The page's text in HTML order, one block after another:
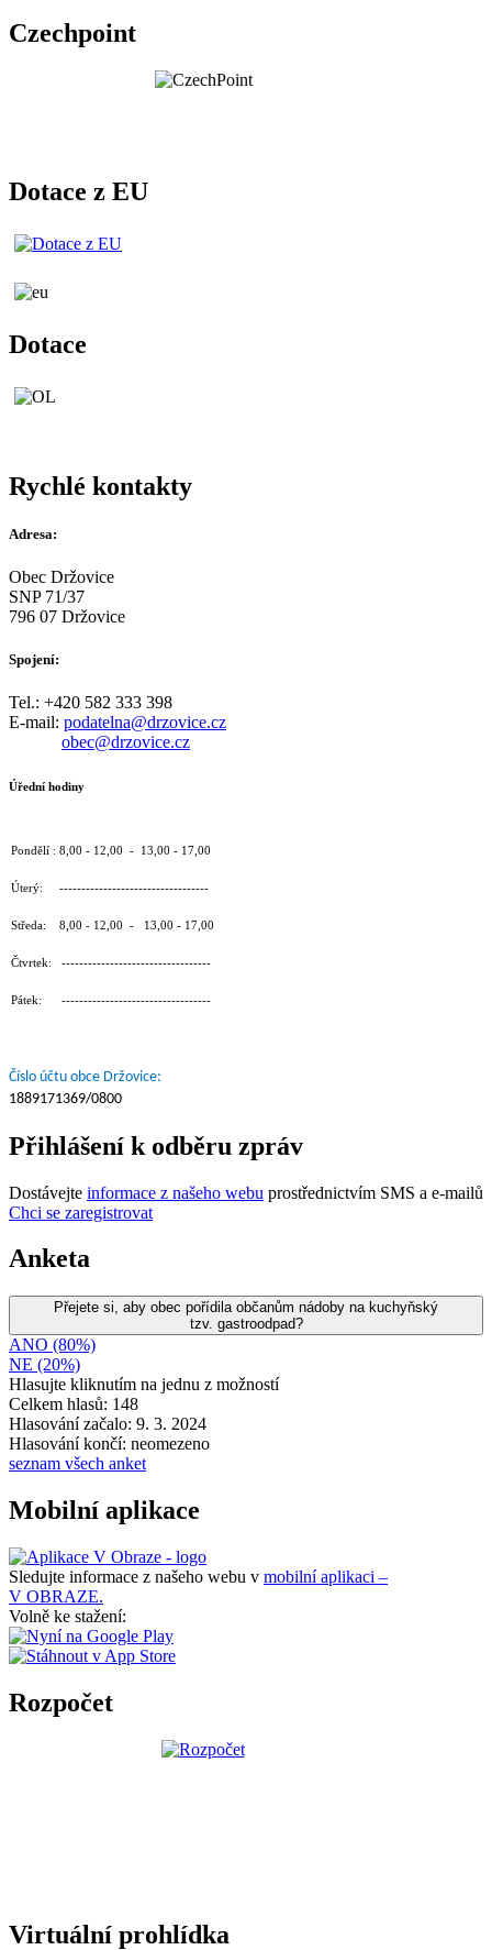
Czechpoint
Dotace z EU
Dotace
Rychlé kontakty
Adresa:
Obec Držovice
SNP 71/37
796 07 Držovice
Spojení:
Tel.: +420 582 333 398
E-mail: podatelna@drzovice.cz
obec@drzovice.cz
Úřední hodiny
Pondělí : 8,00 - 12,00 - 13,00 - 17,00
Úterý: ----------------------------------
Středa: 8,00 - 12,00 - 13,00 - 17,00
Čtvrtek: ----------------------------------
Pátek: ----------------------------------
Číslo účtu obce Držovice:
1889171369/0800
Přihlášení k odběru zpráv
Dostávejte informace z našeho webu prostřednictvím SMS a e-mailů
Chci se zaregistrovat
Anketa
Přejete si, aby obec pořídila občanům nádoby na kuchyňský
tzv. gastroodpad?
ANO (80%)
NE (20%)
Hlasujte kliknutím na jednu z možností
Celkem hlasů: 148
Hlasování začalo: 9. 3. 2024
Hlasování končí: neomezeno
seznam všech anket
Mobilní aplikace
Sledujte informace z našeho webu v mobilní aplikaci –
V OBRAZE.
Volně ke stažení:
Rozpočet
Virtuální prohlídka